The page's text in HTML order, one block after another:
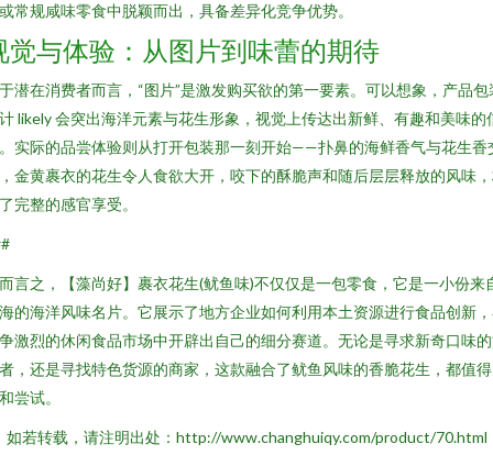
常规咸味零食中脱颖而出，具备差异化竞争优势。
觉与体验：从图片到味蕾的期待
潜在消费者而言，“图片”是激发购买欲的第一要素。可以想象，产品包
likely 会突出海洋元素与花生形象，视觉上传达出新鲜、有趣和美味的
实际的品尝体验则从打开包装那一刻开始——扑鼻的海鲜香气与花生香
金黄裹衣的花生令人食欲大开，咬下的酥脆声和随后层层释放的风味
完整的感官享受。
言之，【藻尚好】裹衣花生(鱿鱼味)不仅仅是一包零食，它是一小份来
的海洋风味名片。它展示了地方企业如何利用本土资源进行食品创新
激烈的休闲食品市场中开辟出自己的细分赛道。无论是寻求新奇口味
，还是寻找特色货源的商家，这款融合了鱿鱼风味的香脆花生，都值
尝试。
如若转载，请注明出处：http://www.changhuiqy.com/product/70.html